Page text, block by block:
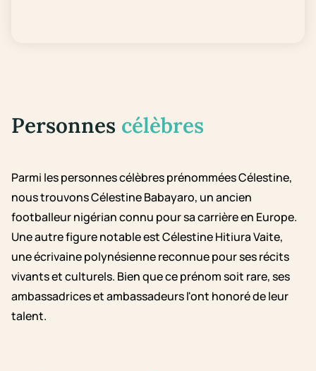
Personnes célèbres
Parmi les personnes célèbres prénommées Célestine,
nous trouvons Célestine Babayaro, un ancien
footballeur nigérian connu pour sa carrière en Europe.
Une autre figure notable est Célestine Hitiura Vaite,
une écrivaine polynésienne reconnue pour ses récits
vivants et culturels. Bien que ce prénom soit rare, ses
ambassadrices et ambassadeurs l'ont honoré de leur
talent.